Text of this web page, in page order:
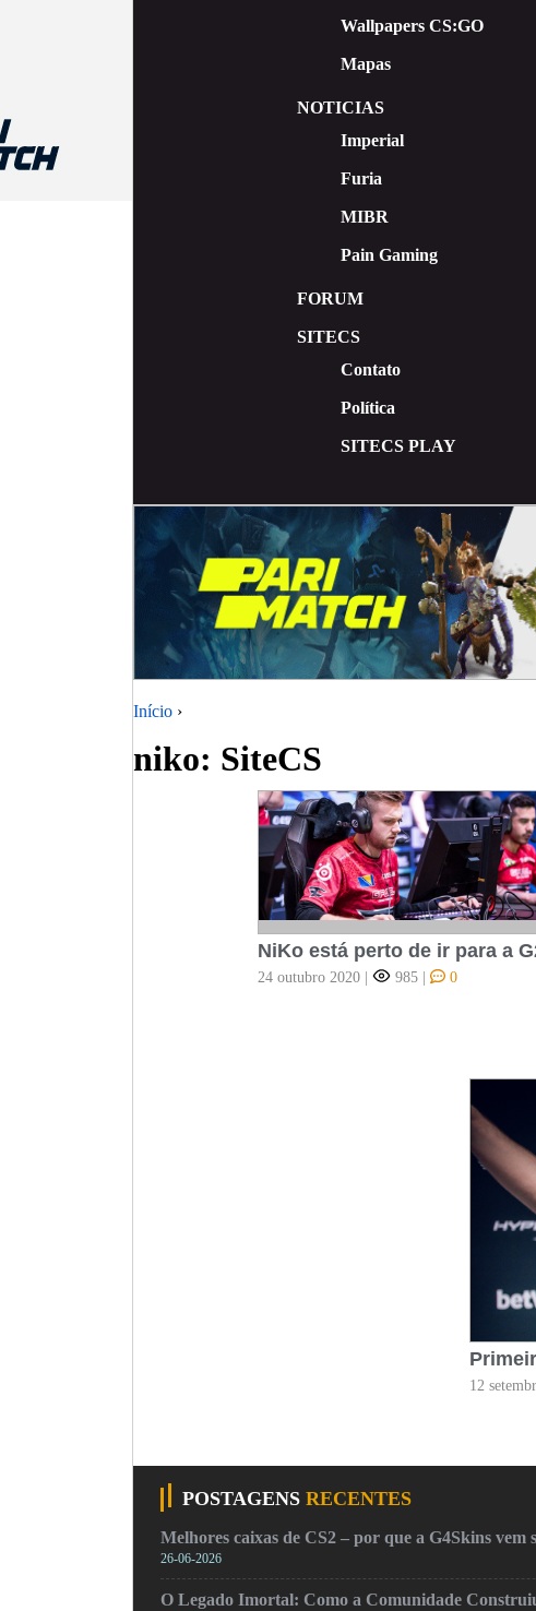
Wallpapers CS:GO
Mapas
NOTICIAS
Imperial
Furia
MIBR
Pain Gaming
FORUM
SITECS
Contato
Política
SITECS PLAY
Início ›
niko: SiteCS
NiKo está perto de ir para a
24 outubro 2020| 985 | 0
12
POSTAGENS RECENTES
Melhores caixas de CS2 – por que a G4Skins vem
26-06-2026
O Legado Imortal: Como a Comunidade